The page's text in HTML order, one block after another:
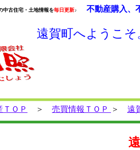
中古住宅・土地情報を毎日更新♪ 不動産購入、
遠賀町へようこ
ＯＰ ＞ 売買情報ＴＯＰ ＞ 遠